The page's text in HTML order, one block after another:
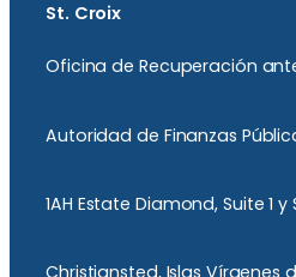
St. Croix
Oficina de Recuperación
Autoridad de Finanzas
1AH Estate Diamond, Suite 1 y